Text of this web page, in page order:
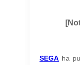
SEGA ha